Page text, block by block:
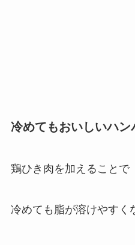
冷めてもおいしいハン
鶏ひき肉を加えることで
冷めても脂が溶けやすく